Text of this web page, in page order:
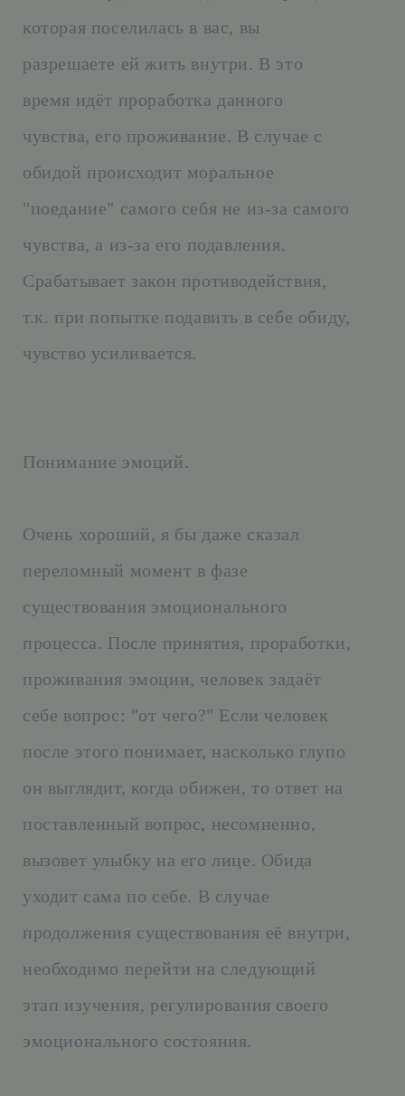
которая поселилась в вас, вы
разрешаете ей жить внутри. В это
время идёт проработка данного
чувства, его проживание. В случае с
обидой происходит моральное
"поедание" самого себя не из-за самого
чувства, а из-за его подавления.
Срабатывает закон противодействия,
т.к. при попытке подавить в себе обиду,
чувство усиливается.
Понимание эмоций.
Очень хороший, я бы даже сказал
переломный момент в фазе
существования эмоционального
процесса. После принятия, проработки,
проживания эмоции, человек задаёт
себе вопрос: "от чего?" Если человек
после этого понимает, насколько глупо
он выглядит, когда обижен, то ответ на
поставленный вопрос, несомненно,
вызовет улыбку на его лице. Обида
уходит сама по себе. В случае
продолжения существования её внутри,
необходимо перейти на следующий
этап изучения, регулирования своего
эмоционального состояния.